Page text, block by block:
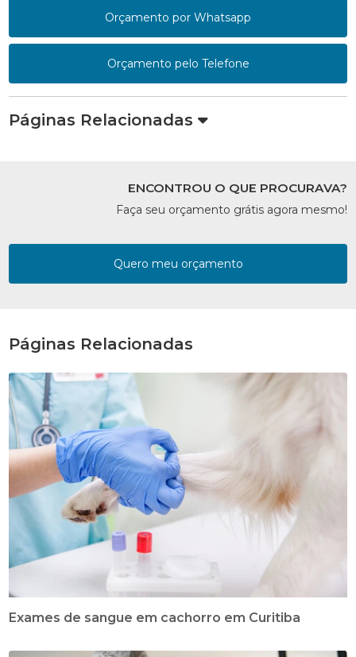
Orçamento por Whatsapp
Orçamento pelo Telefone
Páginas Relacionadas
ENCONTROU O QUE PROCURAVA?
Faça seu orçamento grátis agora mesmo!
Quero meu orçamento
Páginas Relacionadas
Exames de sangue em cachorro em Curitiba